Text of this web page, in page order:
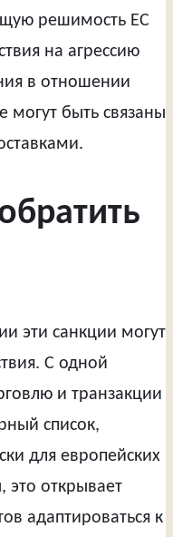
решимость ЕС
на агрессию
в отношении
могут быть связаны
эти санкции могут
С одной
и транзакции
список,
для европейских
это открывает
адаптироваться к